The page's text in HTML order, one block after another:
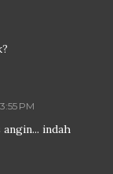
PM
indah